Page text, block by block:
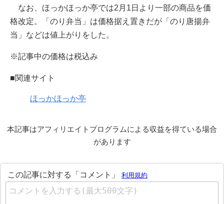
なお、ほっかほっか亭では2月1日より一部の商品を価
格改定。「のり弁当」は価格据え置きだが「のり唐揚弁
当」などは値上がりをした。
※記事中の価格は税込み
■関連サイト
ほっかほっか亭
本記事はアフィリエイトプログラムによる収益を得ている場合
があります